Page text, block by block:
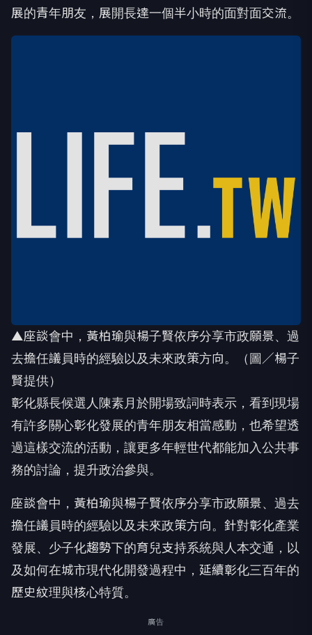
展的青年朋友，展開長達一個半小時的面對面交流。
▲座談會中，黃柏瑜與楊子賢依序分享市政願景、過
去擔任議員時的經驗以及未來政策方向。（圖／楊子
賢提供）
彰化縣長候選人陳素月於開場致詞時表示，看到現場
有許多關心彰化發展的青年朋友相當感動，也希望透
過這樣交流的活動，讓更多年輕世代都能加入公共事
務的討論，提升政治參與。
座談會中，黃柏瑜與楊子賢依序分享市政願景、過去
擔任議員時的經驗以及未來政策方向。針對彰化產業
發展、少子化趨勢下的育兒支持系統與人本交通，以
及如何在城市現代化開發過程中，延續彰化三百年的
歷史紋理與核心特質。
廣告